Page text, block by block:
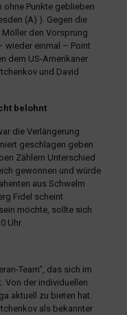
ohne Punkte geblieben
(A) ). Gegen die
Möller den Vorsprung
wieder einmal – Point
dem US-Amerikaner
und David
belohnt
die Verlängerung
geschlagen geben
Zählern Unterschied
gewonnen und würde
aus Schwelm
Fidel scheint
möchte, sollte sich
Uhr.
Team“, das sich im
Von der individuellen
aktuell zu bieten hat.
als bekannter